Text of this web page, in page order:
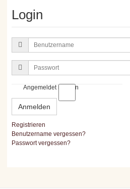
Login
Benutzername
Passwort
Angemeldet bleiben
Anmelden
Registrieren
Benutzername vergessen?
Passwort vergessen?